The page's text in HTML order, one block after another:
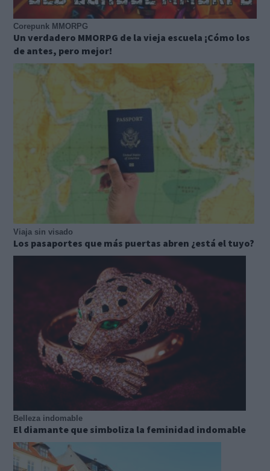
Corepunk MMORPG
Un verdadero MMORPG de la vieja escuela ¡Cómo los
de antes, pero mejor!
Viaja sin visado
Los pasaportes que más puertas abren ¿está el tuyo?
Belleza indomable
El diamante que simboliza la feminidad indomable